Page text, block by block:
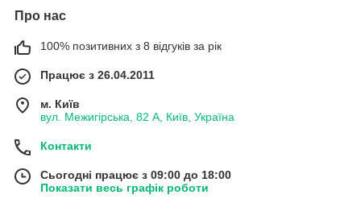
Про нас
100% позитивних з 8 відгуків за рік
Працює з 26.04.2011
м. Київ
вул. Межигірська, 82 А, Київ, Україна
Контакти
Сьогодні працює з 09:00 до 18:00
Показати весь графік роботи